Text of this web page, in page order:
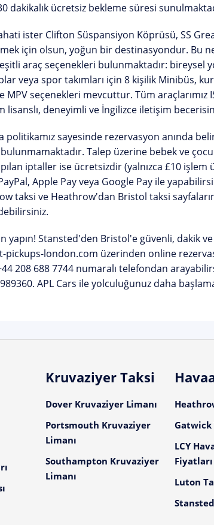
dakikalık ücretsiz bekleme süresi
ister Clifton Süspansiyon Köprüsü, SS
için olsun, yoğun bir destinasyondur. Bu
araç seçenekleri bulunmaktadır: bireysel
veya spor takımları için 8 kişilik Minibüs,
MPVseçenekleri mevcuttur. Tüm araçlarımız
lisanslı, deneyimli ve İngilizce iletişim
politikamız sayesinde rezervasyon anında
bulunmamaktadır. Talep üzerine bebek ve
iptaller ise ücretsizdir (yalnızca £10 işlem
Apple Pay veya Google Pay ile
taksi ve Heathrow'dan Bristol taksi
yapın! Stansted'den Bristol'e güvenli, dakik
pickups-london.com üzerinden online
208 688 7744numaralı telefondan
. APL Cars ile yolculuğunuz daha
Kruvaziyer Taksi
Dover Kruvaziyer Limanı
Portsmouth Kruvaziyer
Limanı
Southampton Kruvaziyer
Limanı
Gatwick
LCY
Fiyatları
Luton